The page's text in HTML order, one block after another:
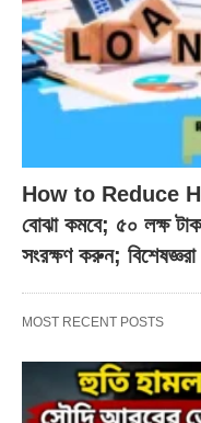
How to Reduce
বোঝা কমবে; ৫০ লক্ষ
সংরক্ষণ করুন;
MOST RECENT POSTS